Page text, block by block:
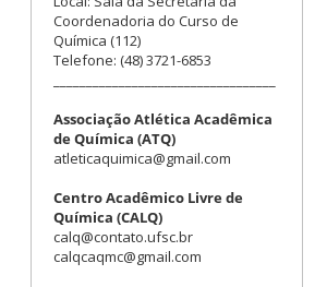
Coordenadoria do Curso de
Química (112)
Telefone: (48) 3721-6853
Associação Atlética Acadêmica
de Química (ATQ)
atleticaquimica@gmail.com
Centro Acadêmico Livre de
Química (CALQ)
calq@contato.ufsc.br
calqcaqmc@gmail.com